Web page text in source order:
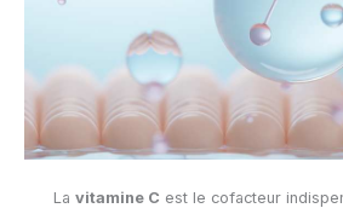
La vitamine C est le cofacteur